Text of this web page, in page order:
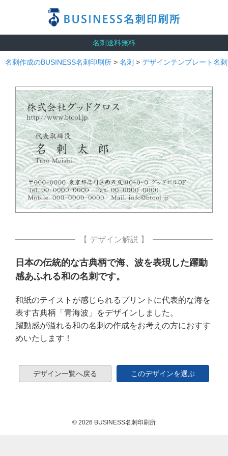
名刺送料無料
名刺作成のBUSINESS名刺印刷所 > 名刺 > デザインテンプレート名刺
【 デザイン解説 】
日本の伝統的な古典柄で海、波を表現した躍動
感あふれる和の名刺です。
和紙のテイストが感じられるプリントに代表的な海を
表す古典柄「青海波」をデザインしました。
躍動感が溢れる和の名刺の作成をお考えの方におすす
めいたします！
デザイン一覧へ戻る このデザインを選ぶ
© 2026 BUSINESS名刺印刷所